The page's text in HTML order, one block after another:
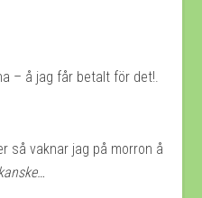
– å jag får betalt för det!.
så vaknar jag på morron å